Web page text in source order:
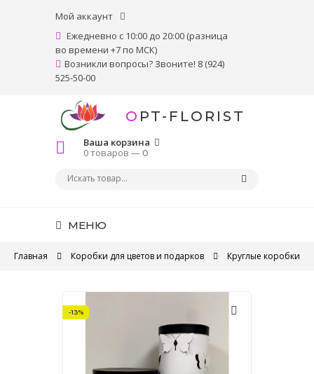
Мой аккаунт
Ежедневно с 10:00 до 20:00 (разница
во времени +7 по МСК)
Возникли вопросы? Звоните! 8 (924)
525-50-00
OPT-FLORIST
Ваша корзина
0 товаров —0
МЕНЮ
Главная Коробки для цветов и подарков Круглые коробки
-13%